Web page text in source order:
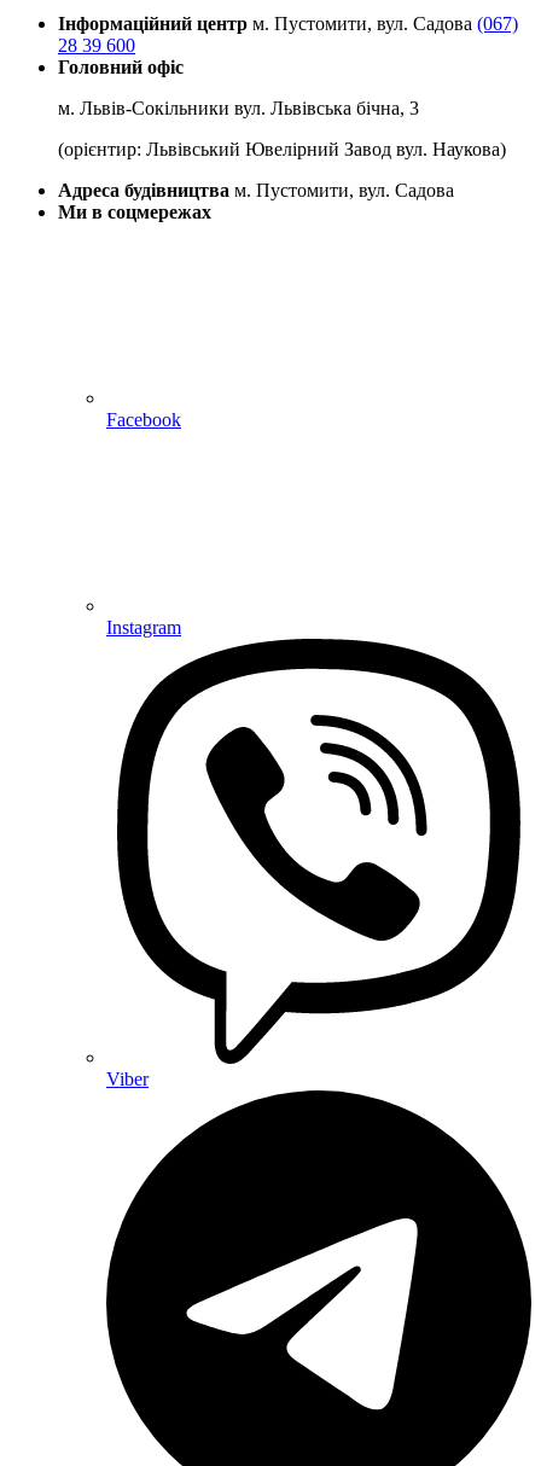
Інформаційний центр м. Пустомити, вул. Садова (067)
28 39 600
Головний офіс
м. Львів-Сокільники вул. Львівська бічна, 3
(орієнтир: Львівський Ювелірний Завод вул. Наукова)
Адреса будівництва м. Пустомити, вул. Садова
Ми в соцмережах
Facebook
Instagram
Viber